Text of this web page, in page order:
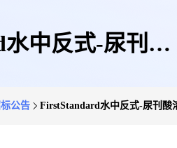
中反式-尿刊酸
公告 FirstStandard水中反式-尿刊酸